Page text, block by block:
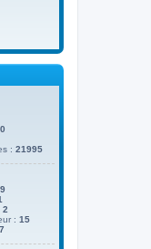
0
: 21995
2
: 15
7